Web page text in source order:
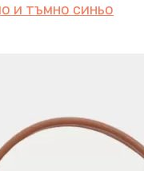
и тъмно синьо